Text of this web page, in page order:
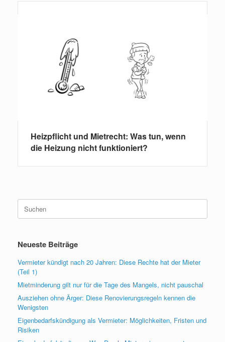
Heizpflicht und Mietrecht: Was tun, wenn
die Heizung nicht funktioniert?
Suchen
nach:
Neueste Beiträge
Vermieter kündigt nach 20 Jahren: Diese Rechte hat der Mieter
(Teil 1)
Mietminderung gilt nur für die Tage des Mangels, nicht pauschal
Ausziehen ohne Ärger: Diese Renovierungsregeln kennen die
Wenigsten
Eigenbedarfskündigung als Vermieter: Möglichkeiten, Fristen und
Risiken